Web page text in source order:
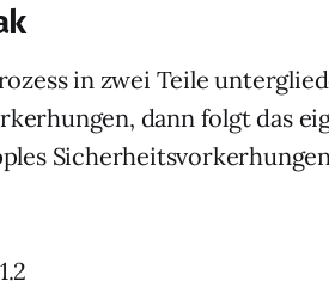
in zwei Teile
dann folgt das